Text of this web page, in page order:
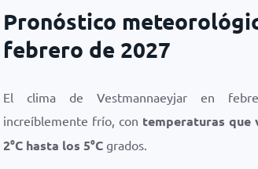
Pronóstico
febrero de 2027
El clima de Vestmannaeyjar en
increíblemente frío, con temperaturas que
2°C hasta los 5°C grados.